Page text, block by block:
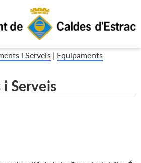
i Serveis | Equipaments
Serveis